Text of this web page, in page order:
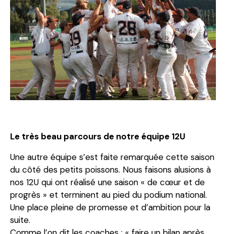
Le très beau parcours de notre équipe 12U
Une autre équipe s’est faite remarquée cette saison
du côté des petits poissons. Nous faisons alusions à
nos 12U qui ont réalisé une saison « de cœur et de
progrès » et terminent au pied du podium national.
Une place pleine de promesse et d’ambition pour la
suite.